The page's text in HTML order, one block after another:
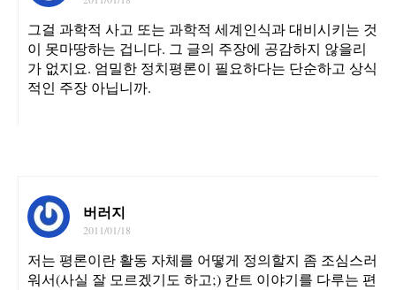
그걸 과학적 사고 또는 과학적 세계인식과 대비시키는 것
이 못마땅하는 겁니다. 그 글의 주장에 공감하지 않을리
가 없지요. 엄밀한 정치평론이 필요하다는 단순하고 상식
적인 주장 아닙니까.
버러지
2011/01/18
저는 평론이란 활동 자체를 어떻게 정의할지 좀 조심스러
워서(사실 잘 모르겠기도 하고;) 칸트 이야기를 다루는 편